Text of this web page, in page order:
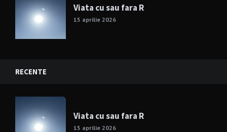
Viata cu sau fara R
15 aprilie 2026
RECENTE
Viata cu sau fara R
15 aprilie 2026